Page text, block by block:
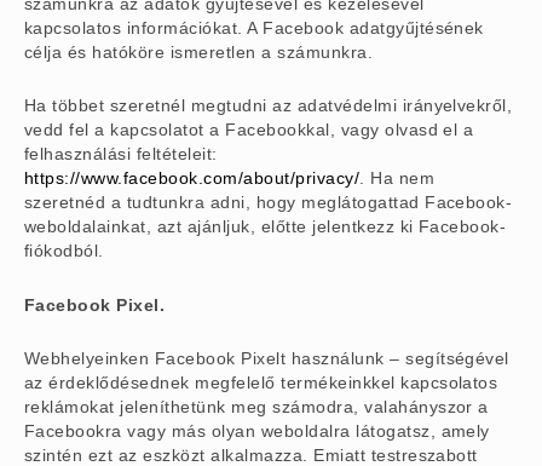
kapcsolatos információkat. A Facebook adatgyűjtésének
célja és hatóköre ismeretlen a számunkra.
Ha többet szeretnél megtudni az adatvédelmi irányelvekről,
vedd fel a kapcsolatot a Facebookkal, vagy olvasd el a
felhasználási feltételeit:
https://www.facebook.com/about/privacy/ . Ha nem
szeretnéd a tudtunkra adni, hogy meglátogattad Facebook-
weboldalainkat, azt ajánljuk, előtte jelentkezz ki Facebook-
fiókodból.
Facebook Pixel.
Webhelyeinken Facebook Pixelt használunk – segítségével
az érdeklődésednek megfelelő termékeinkkel kapcsolatos
reklámokat jeleníthetünk meg számodra, valahányszor a
Facebookra vagy más olyan weboldalra látogatsz, amely
szintén ezt az eszközt alkalmazza. Emiatt testreszabott